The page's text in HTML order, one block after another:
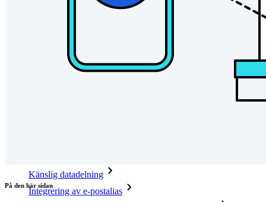
Bitwarden Authenticator
Prissättning
Känslig datadelning
Integrering av e-postalias
På den här sidan